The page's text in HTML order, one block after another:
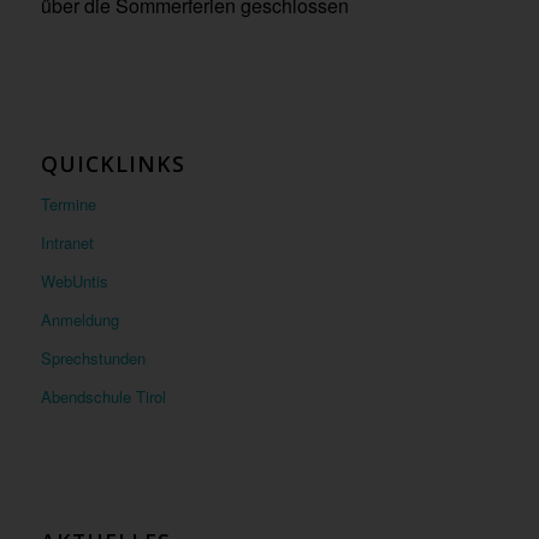
über die Sommerferien geschlossen
QUICKLINKS
Termine
Intranet
WebUntis
Anmeldung
Sprechstunden
Abendschule Tirol